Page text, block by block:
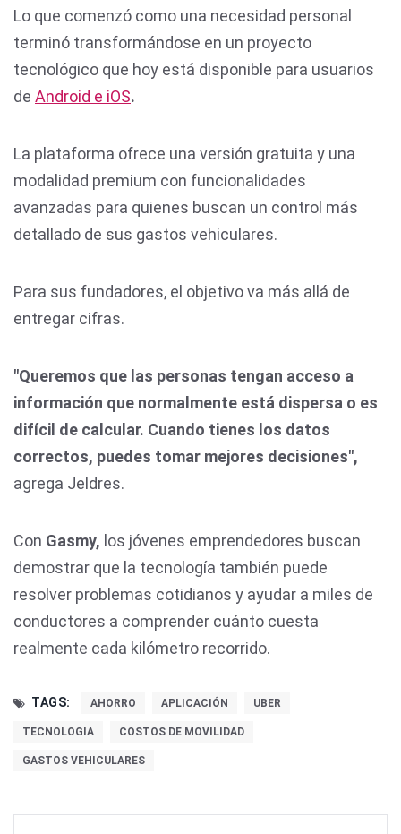
Lo que comenzó como una necesidad personal
terminó transformándose en un proyecto
tecnológico que hoy está disponible para usuarios
de Android e iOS.
La plataforma ofrece una versión gratuita y una
modalidad premium con funcionalidades
avanzadas para quienes buscan un control más
detallado de sus gastos vehiculares.
Para sus fundadores, el objetivo va más allá de
entregar cifras.
"Queremos que las personas tengan acceso a
información que normalmente está dispersa o es
difícil de calcular. Cuando tienes los datos
correctos, puedes tomar mejores decisiones",
agrega Jeldres.
Con Gasmy, los jóvenes emprendedores buscan
demostrar que la tecnología también puede
resolver problemas cotidianos y ayudar a miles de
conductores a comprender cuánto cuesta
realmente cada kilómetro recorrido.
TAGS: AHORRO APLICACIÓN UBER
TECNOLOGIA COSTOS DE MOVILIDAD
GASTOS VEHICULARES